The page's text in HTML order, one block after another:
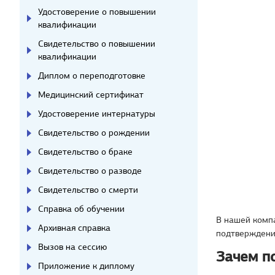
В нашей
Зачем
Удостоверение о повышении
квалификации
Свидетельство о повышении
квалификации
Диплом о переподготовке
Медицинский сертификат
Удостоверение интернатуры
Свидетельство о рождении
Свидетельство о браке
Свидетельство о разводе
Свидетельство о смерти
Справка об обучении
Архивная справка
Вызов на сессию
Приложение к диплому